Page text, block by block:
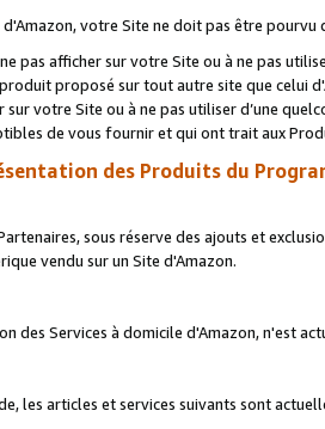
votre Site ne doit pas être
pas afficher sur votre Site ou à ne pas
proposé sur tout autre site que celui
sur votre Site ou à ne pas utiliser d’une
de vous fournir et qui ont trait aux
des Produits du
sous réserve des ajouts et
vendu sur un Site d'Amazon.
des Services à domicile d'Amazon, n'est
les articles et services suivants sont